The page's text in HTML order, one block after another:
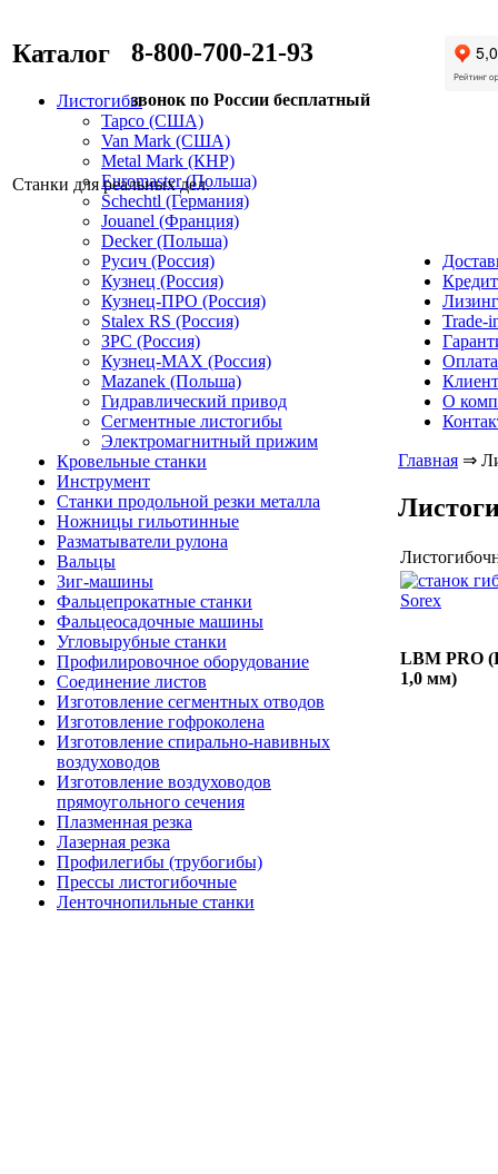
8-800-700-21-93
звонок по России бесплатный
Станки для реальных дел.
Каталог
Листогибы
Tapco (США)
Van Mark (США)
Metal Mark (КНР)
Euromaster (Польша)
Schechtl (Германия)
Jouanel (Франция)
Decker (Польша)
Русич (Россия)
Кузнец (Россия)
Кузнец-ПРО (Россия)
Stalex RS (Россия)
ЗРС (Россия)
Кузнец-MAX (Россия)
Mazanek (Польша)
Гидравлический привод
Сегментные листогибы
Электромагнитный прижим
Кровельные станки
Инструмент
Станки продольной резки металла
Ножницы гильотинные
Разматыватели рулона
Вальцы
Зиг-машины
Фальцепрокатные станки
Фальцеосадочные машины
Угловырубные станки
Профилировочное оборудование
Соединение листов
Изготовление сегментных отводов
Изготовление гофроколена
Изготовление спирально-навивных
воздуховодов
Изготовление воздуховодов
прямоугольного сечения
Плазменная резка
Лазерная резка
Профилегибы (трубогибы)
Прессы листогибочные
Ленточнопильные станки
Кредит
Лизинг
Trade-
Оплата
О
Главная ⇒
LBM PRO
1,0 мм)